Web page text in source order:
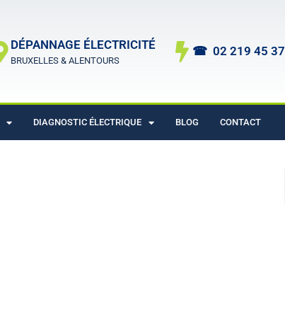
DÉPANNAGE ÉLECTRICITÉ
BRUXELLES & ALENTOURS
☎︎ 02 219 45 37
DIAGNOSTIC ÉLECTRIQUE BLOG CONTACT